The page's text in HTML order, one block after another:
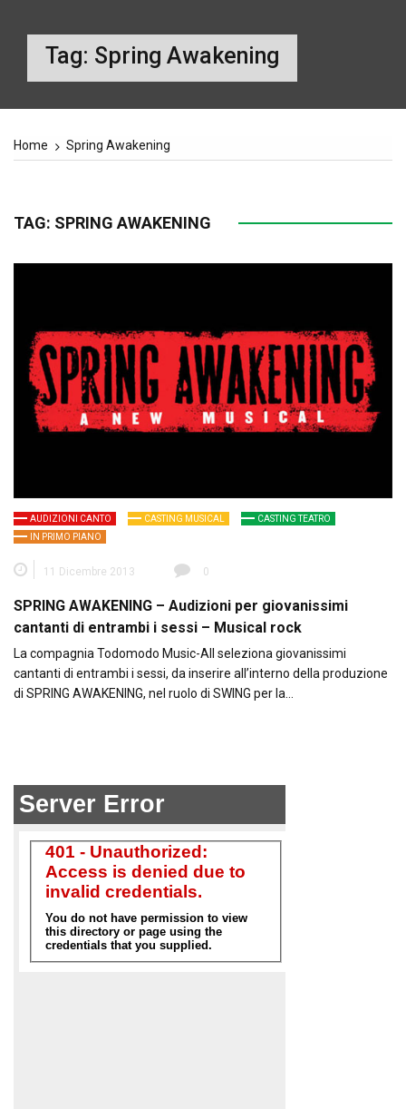
Tag: Spring Awakening
Home Spring Awakening
TAG: SPRING AWAKENING
AUDIZIONI CANTO CASTING MUSICAL
CASTING TEATRO
IN PRIMO PIANO
11 Dicembre 2013 0
SPRING AWAKENING – Audizioni per giovanissimi
cantanti di entrambi i sessi – Musical rock
La compagnia Todomodo Music-All seleziona giovanissimi
cantanti di entrambi i sessi, da inserire all’interno della produzione
di SPRING AWAKENING, nel ruolo di SWING per la…